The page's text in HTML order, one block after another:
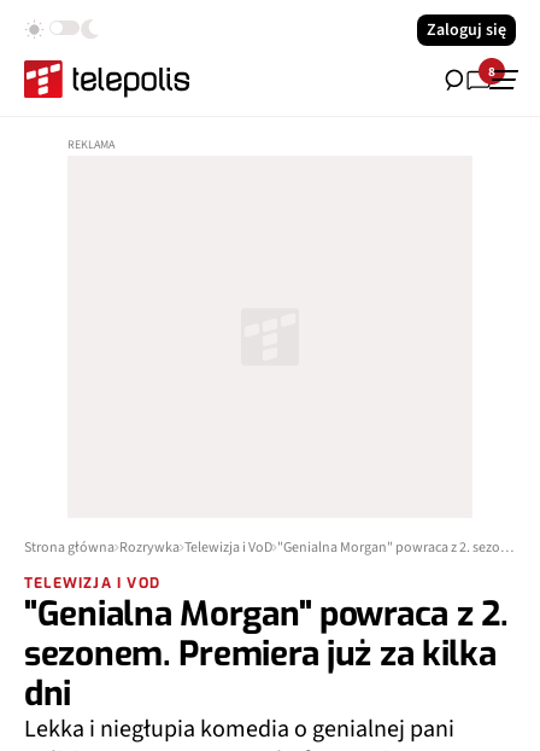
Zaloguj się
8
Strona główna Rozrywka Telewizja i VoD "Genialna Morgan" powraca z 2. sezonem. Premiera już za kilka dni
TELEWIZJA I VOD
"Genialna Morgan" powraca z 2.
sezonem. Premiera już za kilka
dni
Lekka i niegłupia komedia o genialnej pani